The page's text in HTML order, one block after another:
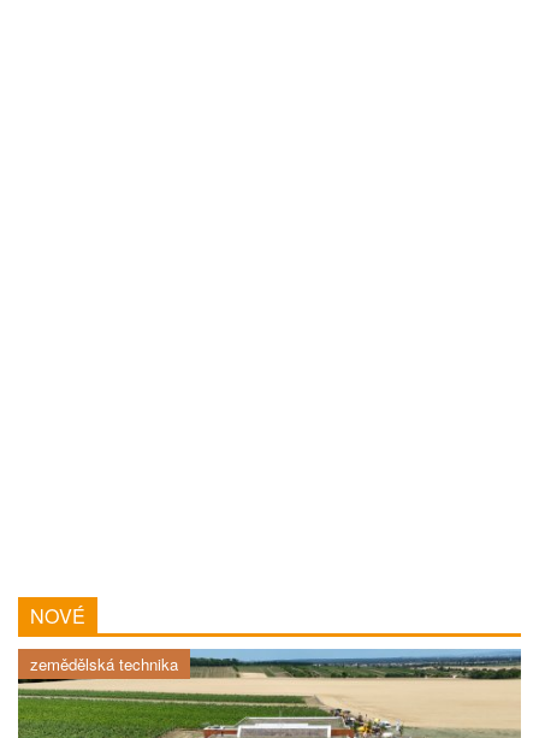
NOVÉ
zemědělská technika